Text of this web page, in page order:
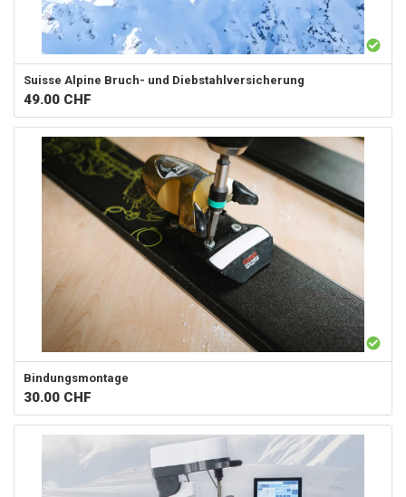
Suisse Alpine Bruch- und Diebstahlversicherung
49.00 CHF
Bindungsmontage
30.00 CHF